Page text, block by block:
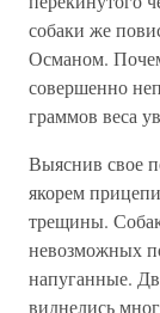
собаки же
Османом.
совершенно
граммов веса
Выяснив свое
якорем
трещины.
невозможных
напуганные.
виднелись